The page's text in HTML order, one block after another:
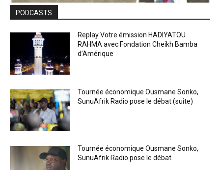
PODCASTS
Replay Votre émission HADIYATOU
RAHMA avec Fondation Cheikh Bamba
d’Amérique
Tournée économique Ousmane Sonko,
SunuAfrik Radio pose le débat (suite)
Tournée économique Ousmane Sonko,
SunuAfrik Radio pose le débat